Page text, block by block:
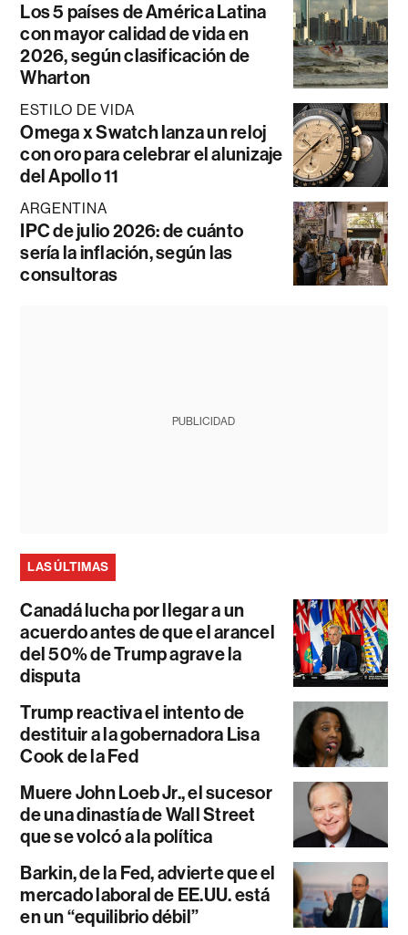
Los 5 países de América Latina
con mayor calidad de vida en
2026, según clasificación de
Wharton
ESTILO DE VIDA
Omega x Swatch lanza un reloj
con oro para celebrar el alunizaje
del Apollo 11
ARGENTINA
IPC de julio 2026: de cuánto
sería la inflación, según las
consultoras
PUBLICIDAD
LAS ÚLTIMAS
Canadá lucha por llegar a un
acuerdo antes de que el arancel
del 50% de Trump agrave la
disputa
Trump reactiva el intento de
destituir a la gobernadora Lisa
Cook de la Fed
Muere John Loeb Jr., el sucesor
de una dinastía de Wall Street
que se volcó a la política
Barkin, de la Fed, advierte que el
mercado laboral de EE.UU. está
en un “equilibrio débil”